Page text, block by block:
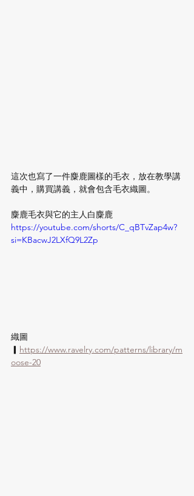
這次也寫了一件麋鹿圖樣的毛衣，放在教學講
義中，購買講義，就會包含毛衣織圖。
麋鹿毛衣與它的主人白麋鹿
https://youtube.com/shorts/C_qBTvZap4w?
si=KBacwJ2LXfQ9L2Zp
織圖
▎ https://www.ravelry.com/patterns/library/m
oose-20